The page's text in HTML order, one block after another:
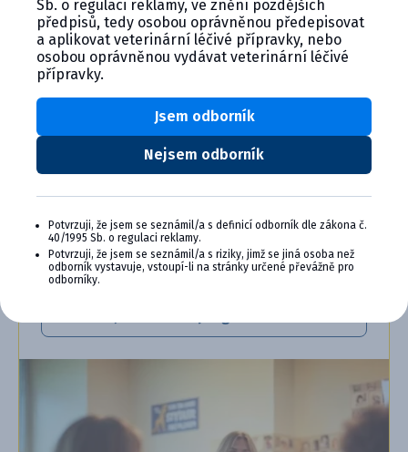
SE VYPLÁCÍ
Staňte se členem věrnostního programu
Cymedica Plus a získejte exkluzivní výhody pro
vaši veterinární praxi.
Výhody členství v Programu Cymedica
Jedinečné bonusy
Speciální akce, workshopy, konference,
webináře a další
Chci se přidat
Sb. o regulaci reklamy, ve znění pozdějších
předpisů, tedy osobou oprávněnou předepisovat
a aplikovat veterinární léčivé přípravky, nebo
osobou oprávněnou vydávat veterinární léčivé
přípravky.
Nejsem odborník
Jsem odborník
Potvrzuji, že jsem se seznámil/a s definicí odborník dle zákona č.
40/1995 Sb. o regulaci reklamy.
Potvrzuji, že jsem se seznámil/a s riziky, jimž se jiná osoba než
odborník vystavuje, vstoupí-li na stránky určené převážně pro
odborníky.